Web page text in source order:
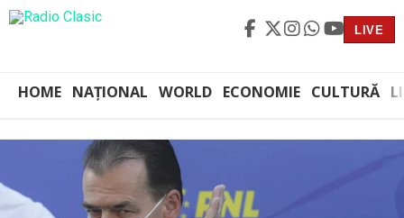
LIVE
HOME NAȚIONAL WORLD ECONOMIE CULTURĂ